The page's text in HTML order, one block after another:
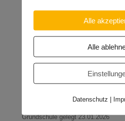
Sondervermögen für die
Orgacid-Altlasten: Bund und Land
12.02.2026
Grundschule gelegt 23.01.2026
Alle
Alle
Datenschutz |